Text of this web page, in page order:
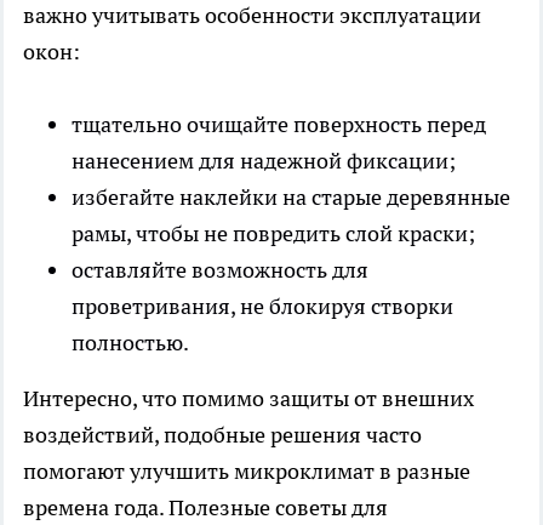
важно учитывать особенности эксплуатации
окон:
тщательно очищайте поверхность перед
нанесением для надежной фиксации;
избегайте наклейки на старые деревянные
рамы, чтобы не повредить слой краски;
оставляйте возможность для
проветривания, не блокируя створки
полностью.
Интересно, что помимо защиты от внешних
воздействий, подобные решения часто
помогают улучшить микроклимат в разные
времена года. Полезные советы для